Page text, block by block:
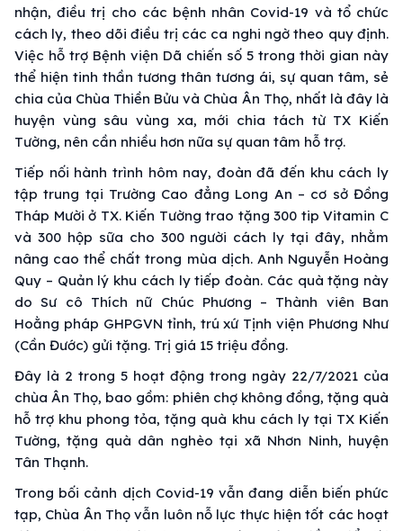
nhận, điều trị cho các bệnh nhân Covid-19 và tổ chức
cách ly, theo dõi điều trị các ca nghi ngờ theo quy định.
Việc hỗ trợ Bệnh viện Dã chiến số 5 trong thời gian này
thể hiện tinh thần tương thân tương ái, sự quan tâm, sẻ
chia của Chùa Thiền Bửu và Chùa Ân Thọ, nhất là đây là
huyện vùng sâu vùng xa, mới chia tách từ TX Kiến
Tường, nên cần nhiều hơn nữa sự quan tâm hỗ trợ.
Tiếp nối hành trình hôm nay, đoàn đã đến khu cách ly
tập trung tại Trường Cao đẳng Long An – cơ sở Đồng
Tháp Mười ở TX. Kiến Tường trao tặng 300 tip Vitamin C
và 300 hộp sữa cho 300 người cách ly tại đây, nhằm
nâng cao thể chất trong mùa dịch. Anh Nguyễn Hoàng
Quy – Quản lý khu cách ly tiếp đoàn. Các quà tặng này
do Sư cô Thích nữ Chúc Phương – Thành viên Ban
Hoằng pháp GHPGVN tỉnh, trú xứ Tịnh viện Phương Như
(Cần Đước) gửi tặng. Trị giá 15 triệu đồng.
Đây là 2 trong 5 hoạt động trong ngày 22/7/2021 của
chùa Ân Thọ, bao gồm: phiên chợ không đồng, tặng quà
hỗ trợ khu phong tỏa, tặng quà khu cách ly tại TX Kiến
Tường, tặng quà dân nghèo tại xã Nhơn Ninh, huyện
Tân Thạnh.
Trong bối cảnh dịch Covid-19 vẫn đang diễn biến phức
tạp, Chùa Ân Thọ vẫn luôn nỗ lực thực hiện tốt các hoạt